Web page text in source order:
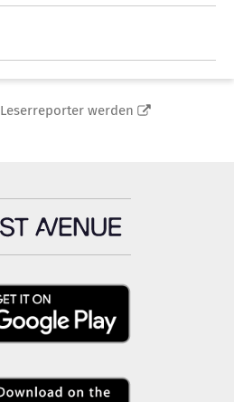
Leserreporter werden